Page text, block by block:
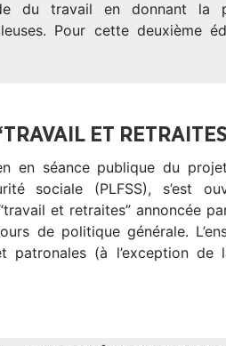
du travail en donnant la
Pour cette deuxième
ET
en séance publique du
sociale (PLFSS), s’est
et retraites” annoncée
de politique générale.
patronales (à l’exception de